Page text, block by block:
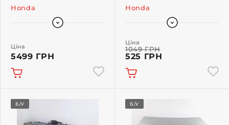
Honda
Ціна
5499 ГРН
Honda
Ціна
1049 ГРН
525 ГРН
Б/У Б/У